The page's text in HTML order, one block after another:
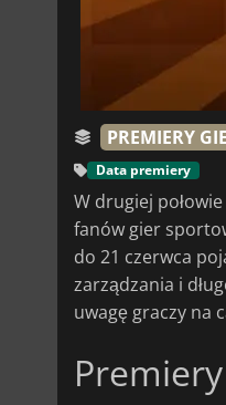
PREMIERY
Data premiery
W drugiej
fanów gier
do 21 czerwca
zarządzania i
uwagę graczy na